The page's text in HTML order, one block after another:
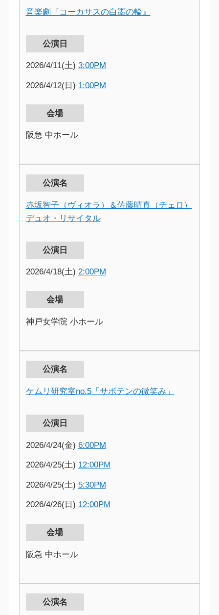
音楽劇『コーカサスの白墨の輪』
公演日
2026/4/11(土) 3:00PM
2026/4/12(日) 1:00PM
会場
阪急 中ホール
公演名
赤坂智子（ヴィオラ）＆佐藤晴真（チェロ）
デュオ・リサイタル
公演日
2026/4/18(土) 2:00PM
会場
神戸女学院 小ホール
公演名
ケムリ研究室no.5「サボテンの微笑み」
公演日
2026/4/24(金) 6:00PM
2026/4/25(土) 12:00PM
2026/4/25(土) 5:30PM
2026/4/26(日) 12:00PM
会場
阪急 中ホール
公演名